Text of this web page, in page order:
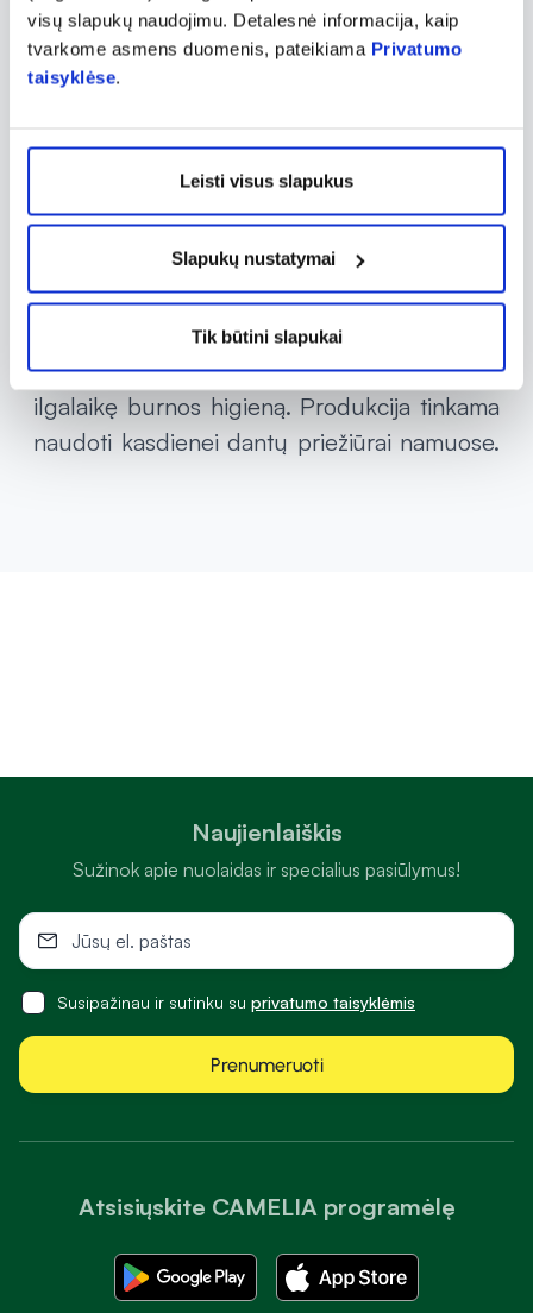
visų slapukų naudojimu. Detalesnė informacija, kaip
tvarkome asmens duomenis, pateikiama Privatumo
taisyklėse.
Leisti visus slapukus
Slapukų nustatymai
Tik būtini slapukai
pastas suaugusiems ir vaikams, burnos
skalavimo skysčius. Prekių ženklo produkcija
išsiskiria ne tik moderniu dizainu, bet ir
WOOM produkcija gali padėti išvengti
karieso, spręsti tokias problemas, kaip
jautrūs dantys, apnašų ir pigmentinių dėmių
susidarymas dėl spalvotų gėrimų vartojimo
ar rūkymo, nemalonus burnos kvapas.
WOOM gaminiai pasižymi maloniu skoniu bei
užtikrina maksimalią apsaugą, gaivumą ir
ilgalaikę burnos higieną. Produkcija tinkama
naudoti kasdienei dantų priežiūrai namuose.
Atsisiųskite CAMELIA programėlę
Naujienlaiškis
Sužinok apie nuolaidas ir specialius pasiūlymus!
Susipažinau ir sutinku su privatumo taisyklėmis
Prenumeruoti